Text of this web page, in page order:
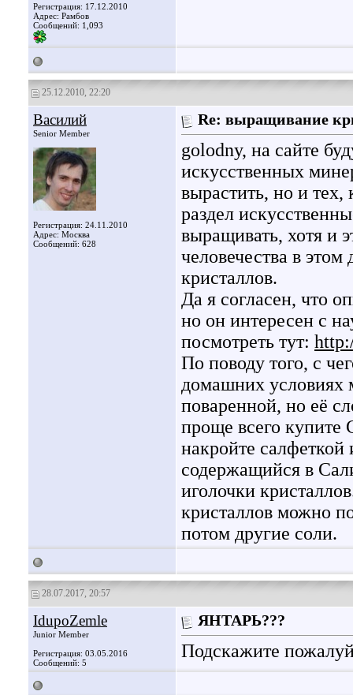
Регистрация: 17.12.2010
Адрес: Рамбов
Сообщений: 1,093
25.12.2010, 22:20
Василий
Senior Member
Регистрация: 24.11.2010
Адрес: Москва
Сообщений: 628
Re: выращивание
golodny, на сайте
искусственных
вырастить, но и
раздел
выращивать, хотя и
человечества в
кристаллов.
Да я согласен, что
но он интересен с
посмотреть тут:
По поводу того, с
домашних условиях
поваренной, но её
проще всего купите
накройте салфеткой
содержащийся в
иголочки
кристаллов можно
потом другие соли.
28.07.2017, 20:57
IdupoZemle
Junior Member
Регистрация: 03.05.2016
Сообщений: 5
ЯНТАРЬ???
Подскажите